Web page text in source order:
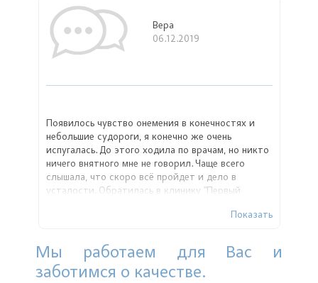
Вера
06.12.2019
Появилось чувство онемения в конечностях и
небольшие судороги, я конечно же очень
испугалась. До этого ходила по врачам, но никто
ничего внятного мне не говорил. Чаще всего
слышала, что скоро всё пройдет и дело в
усталости. Обратилась в клинику "Первый
Алексеевна очень внимательно меня осмотрела и
синдром Конна. Назначила медикаментозную
терапию и объяснила про адаптацию после (где
учитывается режим дня, диета). Огромная
Показать
Мы работаем для Вас и
заботимся о качестве.